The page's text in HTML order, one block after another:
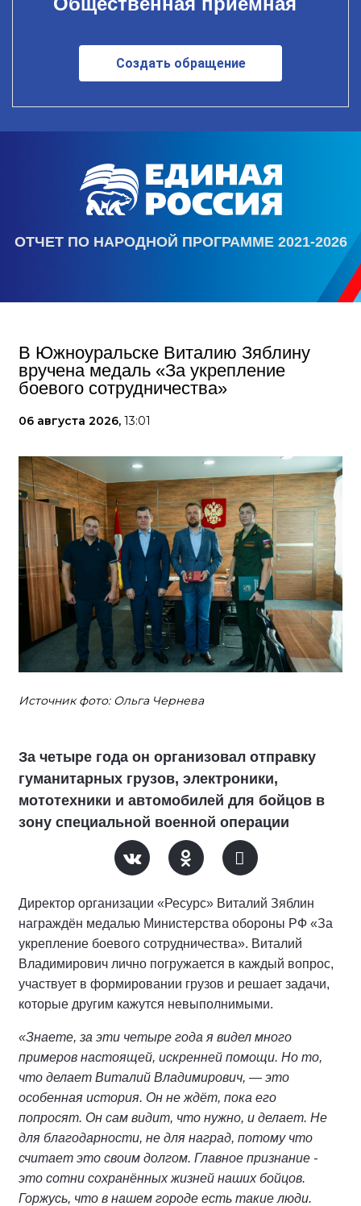
Создать обращение
ОТЧЕТ ПО НАРОДНОЙ ПРОГРАММЕ 2021-2026
В Южноуральске Виталию Зяблину
вручена медаль «За укрепление
боевого сотрудничества»
06 августа 2026, 13:01
Источник фото: Ольга Чернева
За четыре года он организовал отправку
гуманитарных грузов, электроники,
мототехники и автомобилей для бойцов в
зону специальной военной операции
Директор организации «Ресурс» Виталий Зяблин
награждён медалью Министерства обороны РФ «За
укрепление боевого сотрудничества». Виталий
Владимирович лично погружается в каждый вопрос,
участвует в формировании грузов и решает задачи,
которые другим кажутся невыполнимыми.
«Знаете, за эти четыре года я видел много
примеров настоящей, искренней помощи. Но то,
что делает Виталий Владимирович, — это
особенная история. Он не ждёт, пока его
попросят. Он сам видит, что нужно, и делает. Не
для благодарности, не для наград, потому что
считает это своим долгом. Главное признание -
это сотни сохранённых жизней наших бойцов.
Горжусь, что в нашем городе есть такие люди.